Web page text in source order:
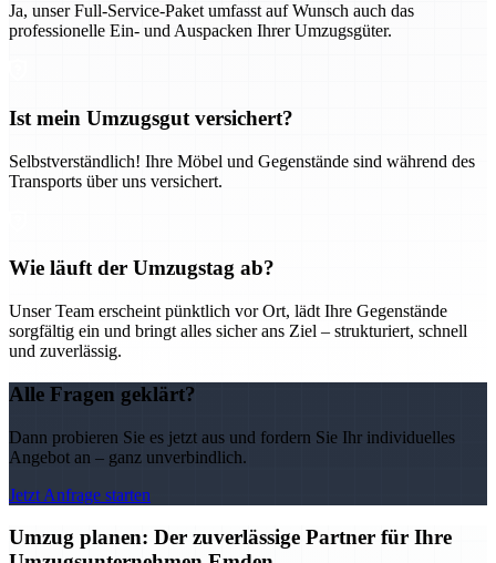
Ja, unser Full-Service-Paket umfasst auf Wunsch auch das
professionelle Ein- und Auspacken Ihrer Umzugsgüter.
Ist mein Umzugsgut versichert?
Selbstverständlich! Ihre Möbel und Gegenstände sind während des
Transports über uns versichert.
Wie läuft der Umzugstag ab?
Unser Team erscheint pünktlich vor Ort, lädt Ihre Gegenstände
sorgfältig ein und bringt alles sicher ans Ziel – strukturiert, schnell
und zuverlässig.
Alle Fragen geklärt?
Dann probieren Sie es jetzt aus und fordern Sie Ihr individuelles
Angebot an – ganz unverbindlich.
Jetzt Anfrage starten
Umzug planen: Der zuverlässige Partner für Ihre